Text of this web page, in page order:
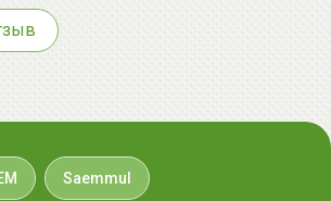
info@allcosmetics.by,
тел.:+375296131336
Saemmul